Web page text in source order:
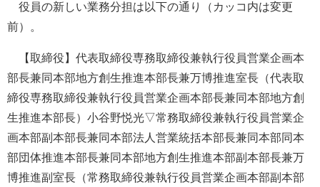
役員の新しい業務分担は以下の通り（カッコ内は変更
前）。
【取締役】代表取締役専務取締役兼執行役員営業企画本
部長兼同本部地方創生推進本部長兼万博推進室長（代表取
締役専務取締役兼執行役員営業企画本部長兼同本部地方創
生推進本部長）小谷野悦光▽常務取締役兼執行役員営業企
画本部副本部長兼同本部法人営業統括本部長兼同本部同本
部団体推進本部長兼同本部地方創生推進本部副本部長兼万
博推進副室長（常務取締役兼執行役員営業企画本部副本部